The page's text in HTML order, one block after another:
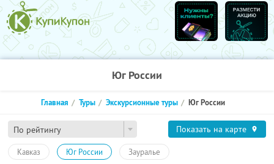
Юг России
По рейтингу
Главная Туры Экскурсионные туры Юг России
Показать на карте
Кавказ Юг России Зауралье